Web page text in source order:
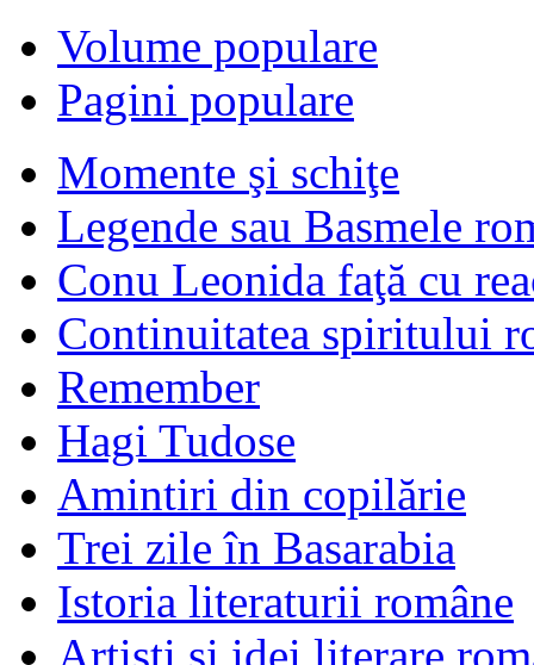
Volume populare
Pagini populare
Momente şi schiţe
Legende sau Basmele
Conu Leonida faţă cu
Continuitatea spiritului
Remember
Hagi Tudose
Amintiri din copilărie
Trei zile în Basarabia
Istoria literaturii române
Artişti şi idei literare